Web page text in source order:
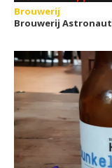
Brouwerij
Brouwerij Astronaut